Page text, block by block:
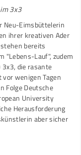
3x3
Neu-Eimsbüttelerin
ihrer kreativen Ader
bereits
"Lebens-Lauf", zudem
die rasante
wenigen Tagen
Folge Deutsche
University
Herausforderung
aber sicher